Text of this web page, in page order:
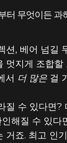
일
터 무엇이든 과
션, 베어 넘길
멋지게 조합할
서 더 많은걸
질 수 있다면?
해질 수 있다
거죠. 최고 인